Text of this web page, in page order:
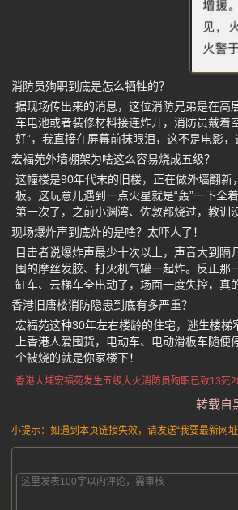
消防员殉职到底是怎么牺牲的？
据现场传出来的消息，这位消防兄弟是在高
车电池或者装修材料接连炸开，消防员戴着
好”，我直接在屏幕前抹眼泪，这不是电影，
宏福苑外墙棚架为啥这么容易烧成五级？
这幢楼是90年代末的旧楼，正在做外墙翻
板。这玩意儿遇到一点火星就是“轰”一下全
第一次了，之前小渊湾、佐敦都烧过，教训
现场爆炸声到底炸的是啥？太吓人了！
目击者说爆炸声最少十次以上，声音大到
囤的摩丝发胶、打火机气罐一起炸。反正那
缸车、云梯车全出动了，场面一度失控，真
香港旧唐楼消防隐患到底有多严重？
宏福苑这种30年左右楼龄的住宅，逃生楼
上香港人爱囤货，电动车、电动滑板车随
个被烧的就是你家楼下！
香港大埔宏福苑发生五级大火消防员殉职已致13死
转载自
小提示：如遇到本页链接失效，请发送“我要最新网